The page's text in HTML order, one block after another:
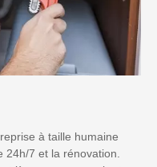
à taille humaine
24h/7 et la rénovation.